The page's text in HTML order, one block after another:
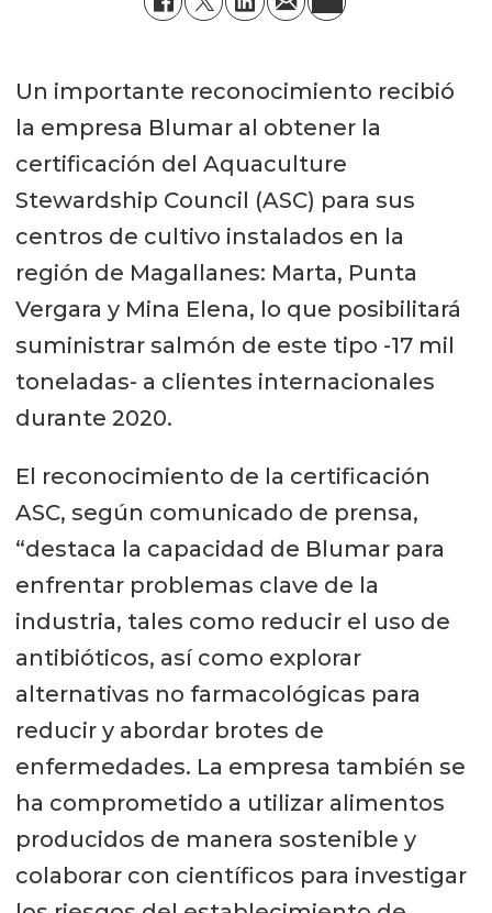
Un importante reconocimiento recibió
la empresa Blumar al obtener la
certificación del Aquaculture
Stewardship Council (ASC) para sus
centros de cultivo instalados en la
región de Magallanes: Marta, Punta
Vergara y Mina Elena, lo que posibilitará
suministrar salmón de este tipo -17 mil
toneladas- a clientes internacionales
durante 2020.
El reconocimiento de la certificación
ASC, según comunicado de prensa,
“destaca la capacidad de Blumar para
enfrentar problemas clave de la
industria, tales como reducir el uso de
antibióticos, así como explorar
alternativas no farmacológicas para
reducir y abordar brotes de
enfermedades. La empresa también se
ha comprometido a utilizar alimentos
producidos de manera sostenible y
colaborar con científicos para investigar